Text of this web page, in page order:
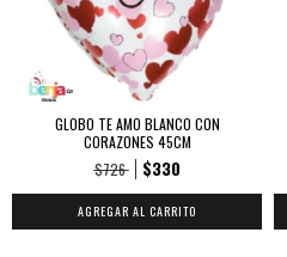
GLOBO TE AMO BLANCO CON
CORAZONES 45CM
$726
$330